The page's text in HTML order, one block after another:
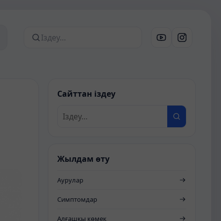
Сайттан іздеу
Сайттан іздеу
Жылдам өту
Аурулар
Симптомдар
Алғашқы көмек